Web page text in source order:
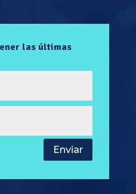
las últimas
Enviar